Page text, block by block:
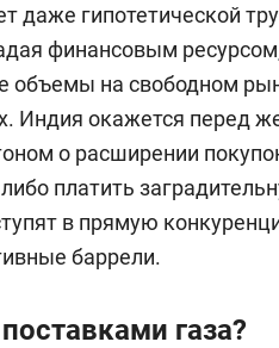
даже гипотетической
финансовым
объемы на свободном
Индия окажется перед
о расширении
платить
в прямую
баррели.
газа?